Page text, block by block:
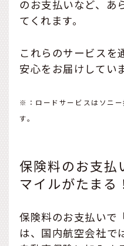
のお支払いなど、あ
てくれます。
これらのサービスを
安心をお届けしていま
※：ロードサービスはソニ
す。
保険料のお支払
マイルがたまる
保険料のお支払いで
は、国内航空会社で